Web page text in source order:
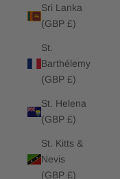
Sri Lanka
(GBP £)
St.
Barthélemy
(GBP £)
St. Helena
(GBP £)
St. Kitts &
Nevis
(GBP £)